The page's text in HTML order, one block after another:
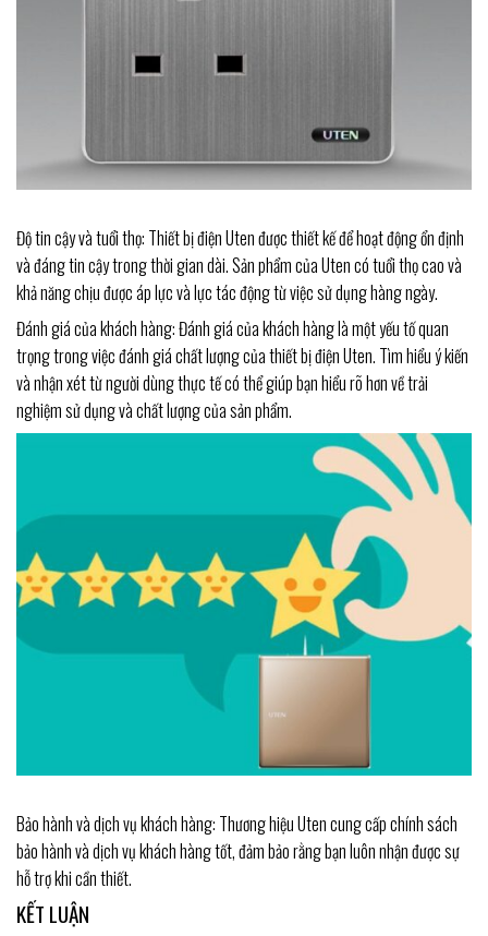
Độ tin cậy và tuổi thọ: Thiết bị điện Uten được thiết kế để hoạt động ổn định
và đáng tin cậy trong thời gian dài. Sản phẩm của Uten có tuổi thọ cao và
khả năng chịu được áp lực và lực tác động từ việc sử dụng hàng ngày.
Đánh giá của khách hàng: Đánh giá của khách hàng là một yếu tố quan
trọng trong việc đánh giá chất lượng của thiết bị điện Uten. Tìm hiểu ý kiến
và nhận xét từ người dùng thực tế có thể giúp bạn hiểu rõ hơn về trải
nghiệm sử dụng và chất lượng của sản phẩm.
Bảo hành và dịch vụ khách hàng: Thương hiệu Uten cung cấp chính sách
bảo hành và dịch vụ khách hàng tốt, đảm bảo rằng bạn luôn nhận được sự
hỗ trợ khi cần thiết.
KẾT LUẬN